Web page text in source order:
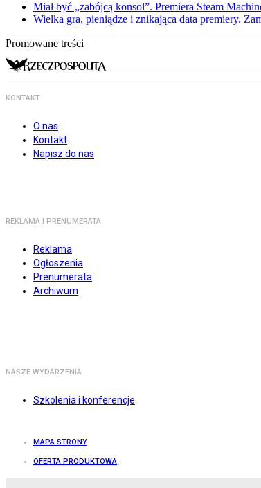
Miał być „zabójcą konsol”. Premiera Steam
Wielka gra, pieniądze i znikająca data premiery.
Promowane treści
KONTAKT
O nas
Kontakt
Napisz do nas
REKLAMA I PRENUMERATA
Reklama
Ogłoszenia
Prenumerata
Archiwum
NASZE WYDARZENIA
Szkolenia i konferencje
MAPA STRONY
OFERTA PRODUKTOWA